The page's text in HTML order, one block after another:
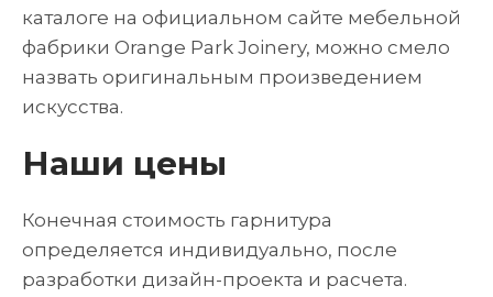
каталоге на официальном сайте мебельной
фабрики Orange Park Joinery, можно смело
назвать оригинальным произведением
искусства.
Наши цены
Конечная стоимость гарнитура
определяется индивидуально, после
разработки дизайн-проекта и расчета.